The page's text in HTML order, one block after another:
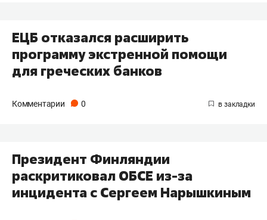
ЕЦБ отказался расширить
программу экстренной помощи
для греческих банков
Комментарии 0
Президент Финляндии
раскритиковал ОБСЕ из-за
инцидента с Сергеем Нарышкиным